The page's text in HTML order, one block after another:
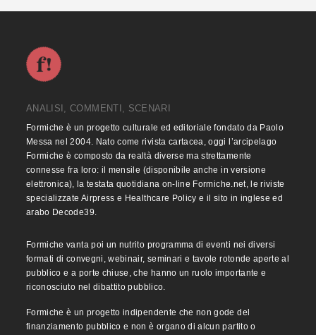
ANALISI, COMMENTI, SCENARI
Formiche è un progetto culturale ed editoriale fondato da Paolo
Messa nel 2004. Nato come rivista cartacea, oggi l’arcipelago
Formiche è composto da realtà diverse ma strettamente
connesse fra loro: il mensile (disponibile anche in versione
elettronica), la testata quotidiana on-line Formiche.net, le riviste
specializzate Airpress e Healthcare Policy e il sito in inglese ed
arabo Decode39.
Formiche vanta poi un nutrito programma di eventi nei diversi
formati di convegni, webinair, seminari e tavole rotonde aperte al
pubblico e a porte chiuse, che hanno un ruolo importante e
riconosciuto nel dibattito pubblico.
Formiche è un progetto indipendente che non gode del
finanziamento pubblico e non è organo di alcun partito o